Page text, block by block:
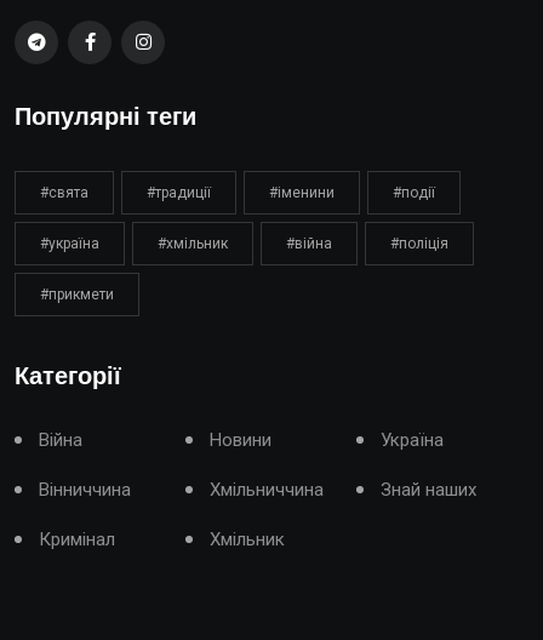
Популярні теги
#свята #традиції #іменини #події
#україна #хмільник #війна #поліція
#прикмети
Категорії
Війна Новини Україна
Вінниччина Хмільниччина Знай наших
Кримінал Хмільник